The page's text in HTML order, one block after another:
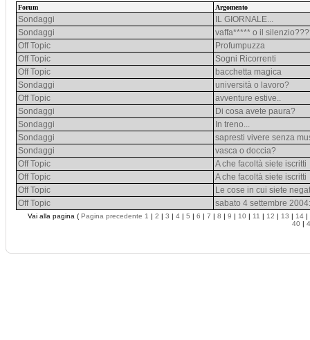
Forum
Argomento
Sondaggi
IL GIORNALE...
Sondaggi
vaffa***** o il
Off Topic
Profumpuzza
Off Topic
Sogni Ricorrenti
Off Topic
bacchetta magica
Sondaggi
università o lavoro?
Off Topic
avventure estive..
Sondaggi
Di cosa avete paura?
Sondaggi
In treno...
Sondaggi
sapresti vivere senza
Sondaggi
vasca o doccia?
Off Topic
A che facoltà siete iscritti
Off Topic
A che facoltà siete iscritti
Off Topic
Le cose in cui siete
Off Topic
sabato 4 settembre
Vai alla pagina ( Pagina precedente 1 | 2 | 3 | 4 | 5 | 6 | 7 | 8 | 9 | 10 | 11 | 12 | 13 | 14 |
40 |